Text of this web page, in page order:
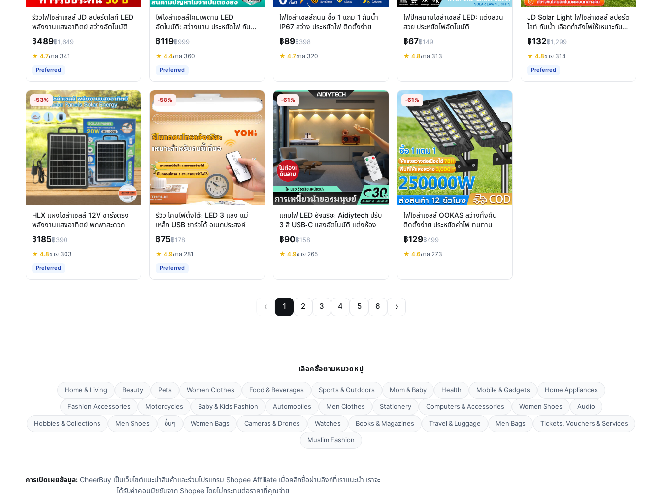
รีวิวไฟโซล่าเซลล์ JD สปอร์ตไลท์ LED
พลังงานแสงอาทิตย์ สว่างอัตโนมัติ
฿489฿1,649
★ 4.7ขาย 341
Preferred
ไฟโซล่าเซลล์โคมเพดาน LED
อัตโนมัติ: สว่างนาน ประหยัดไฟ กันน้ำ
IP67
฿119฿999
★ 4.4ขาย 360
Preferred
ไฟโซล่าเซลล์ถนน ซื้อ 1 แถม 1 กันน้ำ
IP67 สว่าง ประหยัดไฟ ติดตั้งง่าย
฿89฿398
★ 4.7ขาย 320
ไฟปักสนามโซล่าเซลล์ LED: แต่งสวน
สวย ประหยัดไฟอัตโนมัติ
฿67฿149
★ 4.8ขาย 313
JD Solar Light ไฟโซล่าเซลล์ สปอร์ต
ไลท์ กันน้ำ เลือกกำลังไฟให้เหมาะกับ
คุณ
฿132฿1,299
★ 4.8ขาย 314
Preferred
-53%
HLX แผงโซล่าเซลล์ 12V ชาร์จตรง
พลังงานแสงอาทิตย์ พกพาสะดวก
฿185฿390
★ 4.8ขาย 303
Preferred
-58%
รีวิว โคมไฟตั้งโต๊ะ LED 3 แสง แม่
เหล็ก USB ชาร์จได้ อเนกประสงค์
฿75฿178
★ 4.9ขาย 281
Preferred
-61%
แถบไฟ LED อัจฉริยะ Aidiytech ปรับ
3 สี USB-C แสงอัตโนมัติ แต่งห้อง
฿90฿158
★ 4.9ขาย 265
-61%
ไฟโซล่าเซลล์ OOKAS สว่างทั้งคืน
ติดตั้งง่าย ประหยัดค่าไฟ ทนทาน
฿129฿499
★ 4.6ขาย 273
‹ 1 2 3 4 5 6 ›
เลือกซื้อตามหมวดหมู่
Home & Living Beauty Pets Women Clothes Food & Beverages Sports & Outdoors Mom & Baby Health Mobile & Gadgets
Home Appliances
Fashion Accessories
Motorcycles Baby & Kids Fashion Automobiles Men Clothes Stationery Computers & Accessories Women Shoes
Audio
Hobbies & Collections
Men Shoes อื่นๆ Women Bags Cameras & Drones Watches Books & Magazines Travel & Luggage Men Bags
Tickets, Vouchers & Services
Muslim Fashion
การเปิดเผยข้อมูล: CheerBuy เป็นเว็บไซต์แนะนำสินค้าและร่วมโปรแกรม Shopee Affiliate เมื่อคลิกซื้อผ่านลิงก์ที่เราแนะนำ เราจะ
ได้รับค่าคอมมิชชันจาก Shopee โดยไม่กระทบต่อราคาที่คุณจ่าย